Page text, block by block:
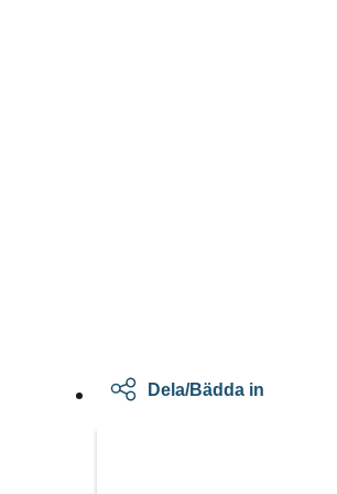
Dela/Bädda in